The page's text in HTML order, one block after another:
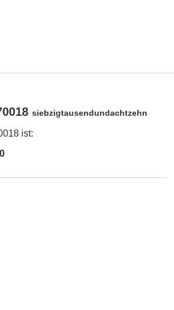
siebzigtausendundachtzehn
ist: